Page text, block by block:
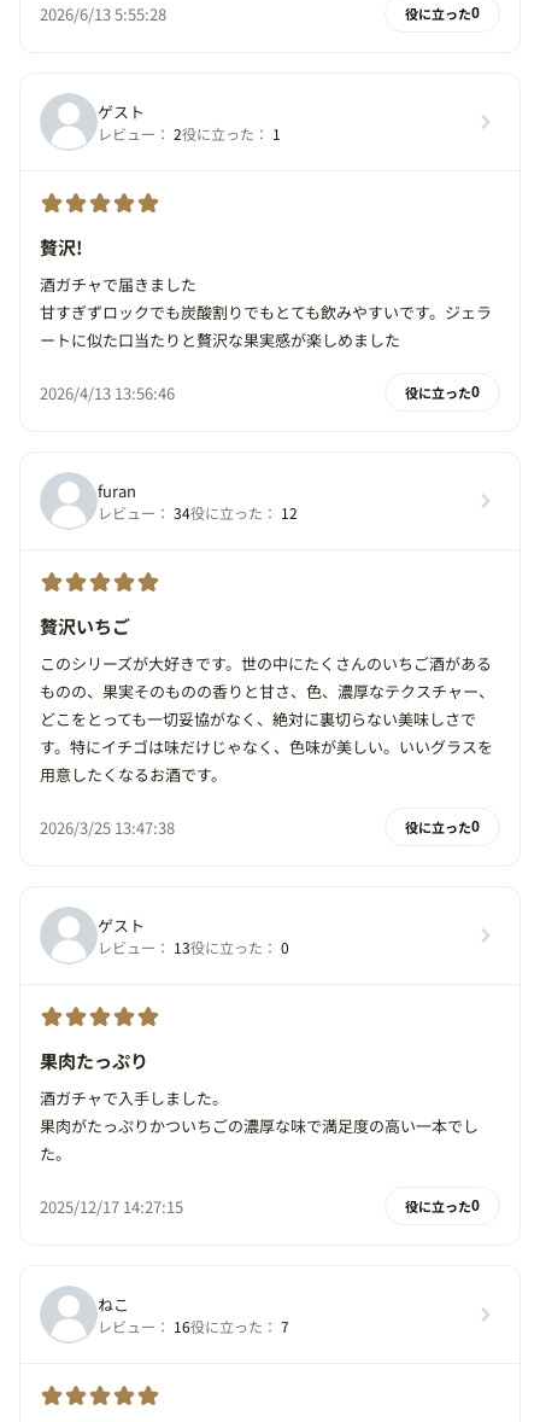
2026/6/13 5:55:28 役に立った0
ゲスト
レビュー： 2役に立った： 1
贅沢!
酒ガチャで届きました
甘すぎずロックでも炭酸割りでもとても飲みやすいです。ジェラ
ートに似た口当たりと贅沢な果実感が楽しめました
2026/4/13 13:56:46 役に立った0
furan
レビュー： 34役に立った： 12
贅沢いちご
このシリーズが大好きです。世の中にたくさんのいちご酒がある
ものの、果実そのものの香りと甘さ、色、濃厚なテクスチャー、
どこをとっても一切妥協がなく、絶対に裏切らない美味しさで
す。特にイチゴは味だけじゃなく、色味が美しい。いいグラスを
用意したくなるお酒です。
2026/3/25 13:47:38 役に立った0
ゲスト
レビュー： 13役に立った： 0
果肉たっぷり
酒ガチャで入手しました。
果肉がたっぷりかついちごの濃厚な味で満足度の高い一本でし
た。
2025/12/17 14:27:15 役に立った0
ねこ
レビュー： 16役に立った： 7